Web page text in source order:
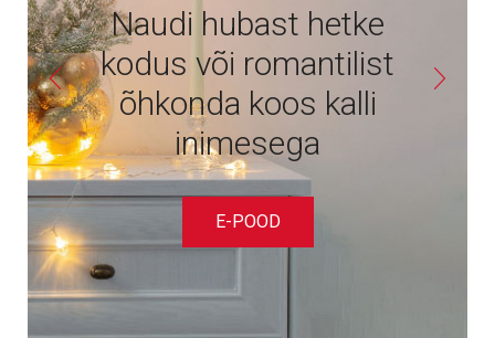
Naudi hubast hetke
kodus või romantilist
õhkonda koos kalli
inimesega
E-POOD